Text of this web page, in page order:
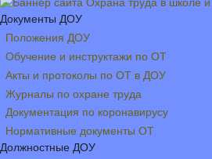
Документы ДОУ
Положения ДОУ
Обучение и инструктажи по ОТ
Акты и протоколы по ОТ в ДОУ
Журналы по охране труда
Документация по коронавирусу
Нормативные документы ОТ
Должностные ДОУ